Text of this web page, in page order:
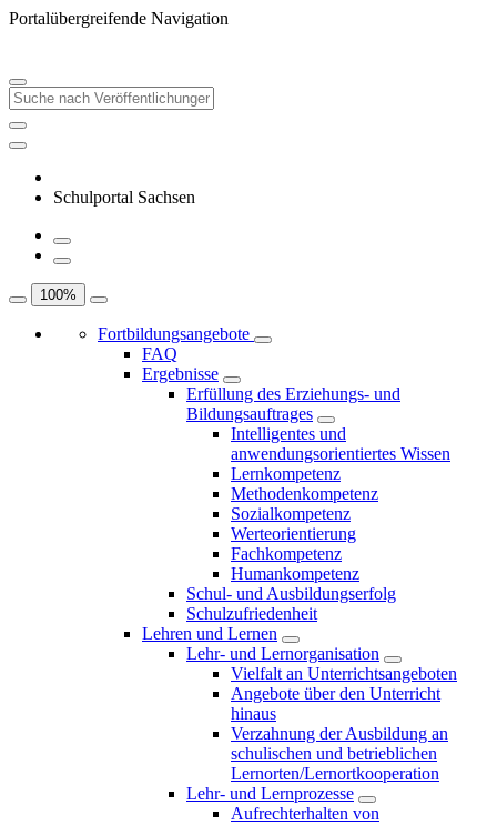
Portalübergreifende Navigation
Schulportal Sachsen
100%
Fortbildungsangebote
FAQ
Ergebnisse
Erfüllung des Erziehungs- und
Bildungsauftrages
Intelligentes und
anwendungsorientiertes Wissen
Lernkompetenz
Methodenkompetenz
Sozialkompetenz
Werteorientierung
Fachkompetenz
Humankompetenz
Schul- und Ausbildungserfolg
Schulzufriedenheit
Lehren und Lernen
Lehr- und Lernorganisation
Vielfalt an Unterrichtsangeboten
Angebote über den Unterricht
hinaus
Verzahnung der Ausbildung an
schulischen und betrieblichen
Lernorten/Lernortkooperation
Lehr- und Lernprozesse
Aufrechterhalten von